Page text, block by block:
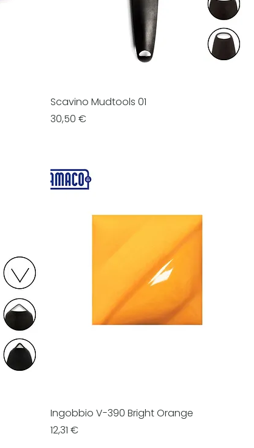
Scavino Mudtools 01
Prezzo
30,50 €
Ingobbio V-390 Bright Orange
Prezzo
12,31 €